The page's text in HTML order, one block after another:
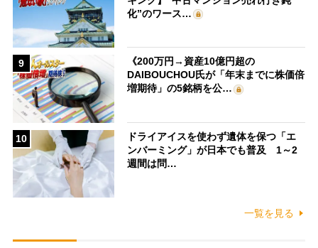
化”のワース…
9
《200万円→資産10億円超の
DAIBOUCHOU氏が「年末までに株価倍
増期待」の5銘柄を公…
10
ドライアイスを使わず遺体を保つ「エ
ンバーミング」が日本でも普及 1～2
週間は問…
一覧を見る